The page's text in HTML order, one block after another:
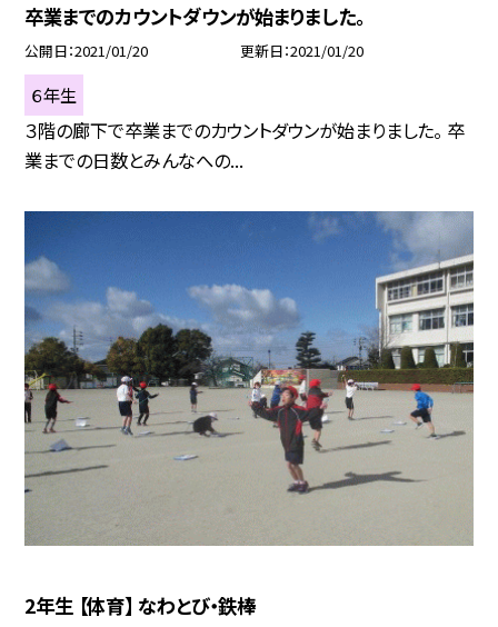
卒業までのカウントダウンが始まりました。
公開日 2021/01/20 更新日 2021/01/20
６年生
３階の廊下で卒業までのカウントダウンが始まりました。 卒
業までの日数とみんなへの...
2年生 【体育】 なわとび・鉄棒